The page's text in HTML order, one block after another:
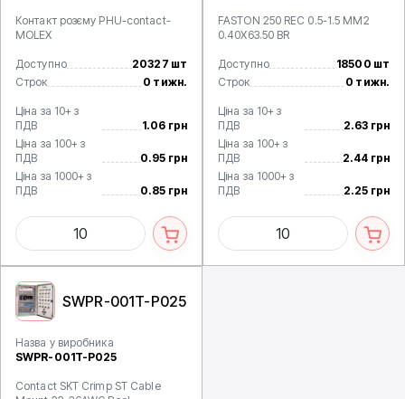
Контакт розєму PHU-contact-
MOLEX
Доступно
20327 шт
Строк
0 тижн.
Ціна за 10+ з
ПДВ
1.06 грн
Ціна за 100+ з
ПДВ
0.95 грн
Ціна за 1000+ з
ПДВ
0.85 грн
FASTON 250 REC 0.5-1.5 MM2
0.40X63.50 BR
Доступно
18500 шт
Строк
0 тижн.
Ціна за 10+ з
ПДВ
2.63 грн
Ціна за 100+ з
ПДВ
2.44 грн
Ціна за 1000+ з
ПДВ
2.25 грн
SWPR-001T-P025
Назва у виробника
SWPR-001T-P025
Contact SKT Crimp ST Cable